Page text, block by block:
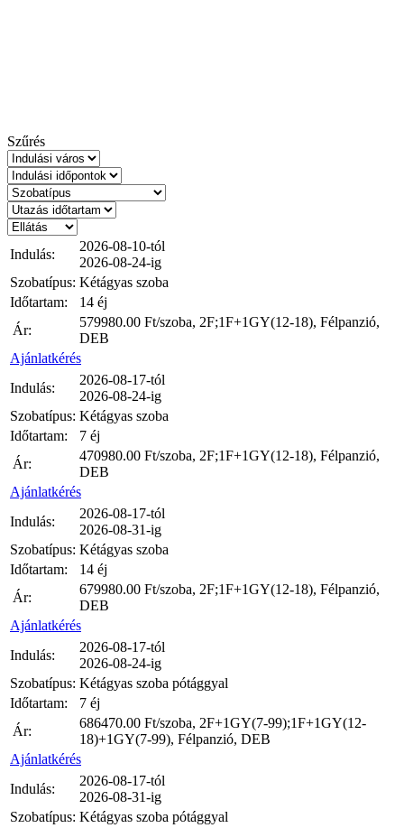
Szűrés
Indulás:
2026-08-10-tól
2026-08-24-ig
Szobatípus: Kétágyas szoba
Időtartam:
14 éj
Ár:
579980.00 Ft/szoba, 2F;1F+1GY(12-18), Félpanzió,
DEB
Ajánlatkérés
Indulás:
2026-08-17-tól
2026-08-24-ig
Szobatípus: Kétágyas szoba
Időtartam:
7 éj
Ár:
470980.00 Ft/szoba, 2F;1F+1GY(12-18), Félpanzió,
DEB
Ajánlatkérés
Indulás:
2026-08-17-tól
2026-08-31-ig
Szobatípus: Kétágyas szoba
Időtartam:
14 éj
Ár:
679980.00 Ft/szoba, 2F;1F+1GY(12-18), Félpanzió,
DEB
Ajánlatkérés
Indulás:
2026-08-17-tól
2026-08-24-ig
Szobatípus: Kétágyas szoba pótággyal
Időtartam:
7 éj
Ár:
686470.00 Ft/szoba, 2F+1GY(7-99);1F+1GY(12-
18)+1GY(7-99), Félpanzió, DEB
Ajánlatkérés
Indulás:
2026-08-17-tól
2026-08-31-ig
Szobatípus: Kétágyas szoba pótággyal